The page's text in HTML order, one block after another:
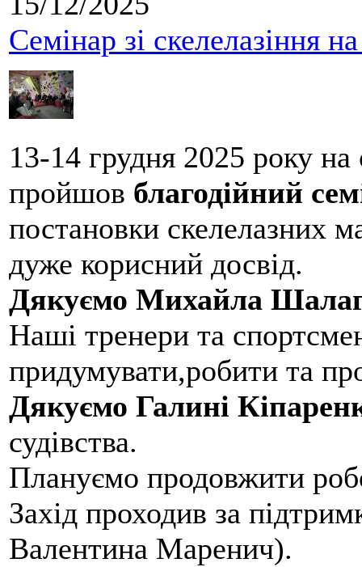
Семінар зі скелелазіння
13-14 грудня 2025 року
пройшов благодійний
постановки скелелазних
дуже корисний досвід.
Дякуємо Михайла
Наші тренери та
придумувати,робити та
Дякуємо Галині
судівства.
Плануємо продовжити
Захід проходив за
Валентина Маренич).